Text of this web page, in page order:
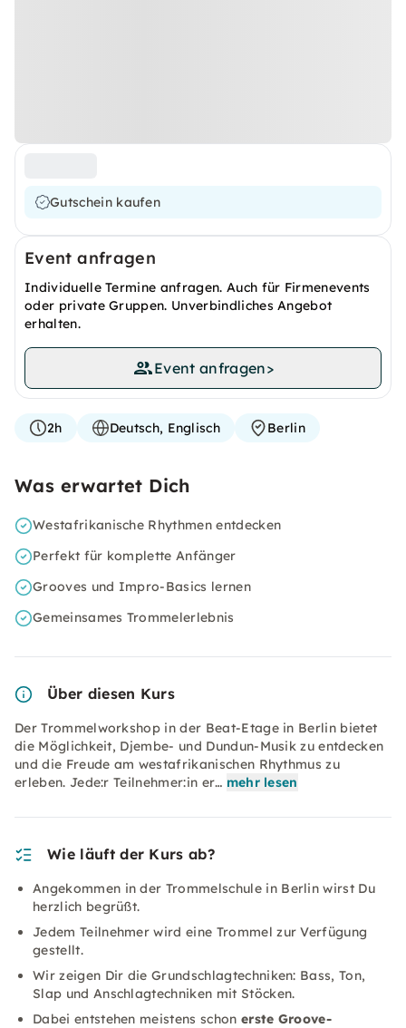
Gutschein kaufen
Event anfragen
Individuelle Termine anfragen. Auch für Firmenevents
oder private Gruppen. Unverbindliches Angebot
erhalten.
Event anfragen>
2h Deutsch, Englisch Berlin
Was erwartet Dich
Westafrikanische Rhythmen entdecken
Perfekt für komplette Anfänger
Grooves und Impro-Basics lernen
Gemeinsames Trommelerlebnis
Über diesen Kurs
Der Trommelworkshop in der Beat-Etage in Berlin bietet
die Möglichkeit, Djembe- und Dundun-Musik zu entdecken
und die Freude am westafrikanischen Rhythmus zu
erleben. Jede:r Teilnehmer:in er… mehr lesen
Wie läuft der Kurs ab?
Angekommen in der Trommelschule in Berlin wirst Du
herzlich begrüßt.
Jedem Teilnehmer wird eine Trommel zur Verfügung
gestellt.
Wir zeigen Dir die Grundschlagtechniken: Bass, Ton,
Slap und Anschlagtechniken mit Stöcken.
Dabei entstehen meistens schon erste Groove-